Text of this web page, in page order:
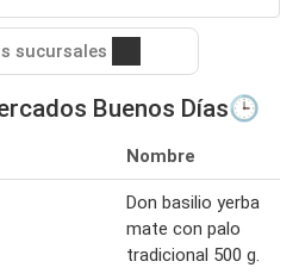
sucursales
Buenos Días🕒
Nombre
Don basilio yerba
mate con palo
tradicional 500 g.